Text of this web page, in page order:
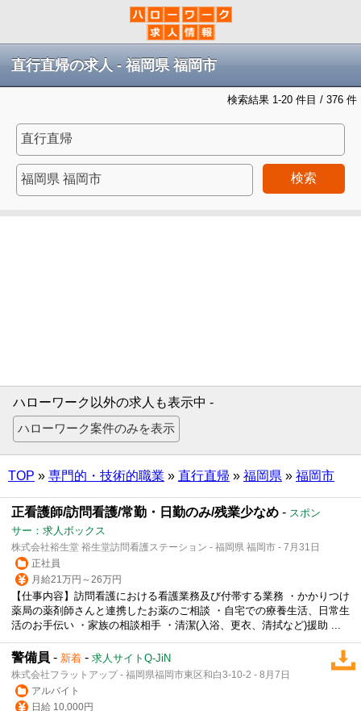
直行直帰の求人 - 福岡県 福岡市
検索結果 1-20 件目 / 376 件
検索
ハローワーク以外の求人も表示中 -
TOP » 専門的・技術的職業 » 直行直帰 » 福岡県 » 福岡市
正看護師/訪問看護/常勤・日勤のみ/残業少なめ - スポン
サー：求人ボックス
株式会社裕生堂 裕生堂訪問看護ステーション - 福岡県 福岡市 - 7月31日
正社員
月給21万円～26万円
【仕事内容】訪問看護における看護業務及び付帯する業務 ・かかりつけ
薬局の薬剤師さんと連携したお薬のご相談 ・自宅での療養生活、日常生
活のお手伝い ・家族の相談相手 ・清潔(入浴、更衣、清拭など)援助 ...
警備員 - 新着 - 求人サイトQ-JiN
株式会社フラットアップ - 福岡県福岡市東区和白3-10-2 - 8月7日
アルバイト
日給 10,000円